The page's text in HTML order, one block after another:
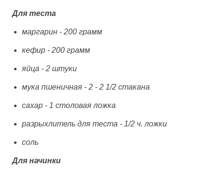
Для теста
маргарин - 200 грамм
кефир - 200 грамм
яйца - 2 штуки
мука пшеничная - 2 - 2 1/2 стакана
сахар - 1 столовая ложка
разрыхлитель для теста - 1/2 ч. ложки
соль
Для начинки